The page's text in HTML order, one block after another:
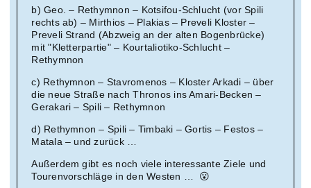
b) Geo. – Rethymnon – Kotsifou-Schlucht (vor Spili
rechts ab) – Mirthios – Plakias – Preveli Kloster –
Preveli Strand (Abzweig an der alten Bogenbrücke)
mit "Kletterpartie" – Kourtaliotiko-Schlucht –
Rethymnon
c) Rethymnon – Stavromenos – Kloster Arkadi – über
die neue Straße nach Thronos ins Amari-Becken –
Gerakari – Spili – Rethymnon
d) Rethymnon – Spili – Timbaki – Gortis – Festos –
Matala – und zurück …
Außerdem gibt es noch viele interessante Ziele und
Tourenvorschläge in den Westen … 😮